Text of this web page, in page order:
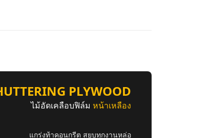
PLYWOOD
ไม้อัดเคลือบฟิล์ม หน้าเหลือง
แกร่งท้าคอนกรีต สยบทุกงานหล่อ